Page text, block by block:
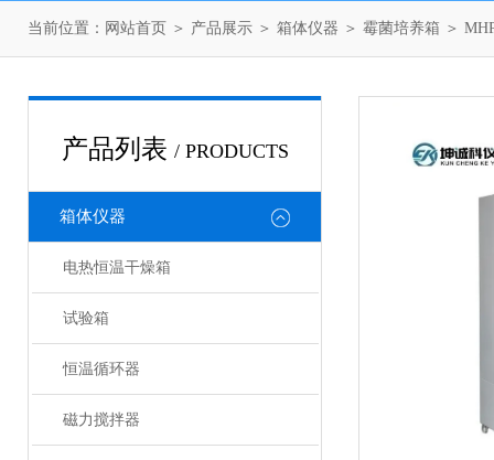
当前位置： 网站首页 ＞ 产品展示 ＞ 箱体仪器 ＞ 霉菌培养箱 ＞
产品列表 / PRODUCTS
箱体仪器
电热恒温干燥箱
试验箱
恒温循环器
磁力搅拌器